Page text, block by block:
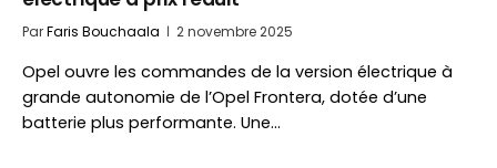
ParFaris Bouchaala 2 novembre 2025
Opel ouvre les commandes de la version électrique à
grande autonomie de l’Opel Frontera, dotée d’une
batterie plus performante. Une…